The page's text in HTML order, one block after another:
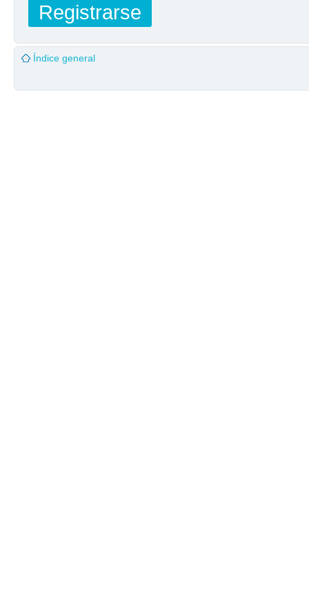
Registrarse
Índice general